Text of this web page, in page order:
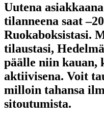
Uutena
tilanneena saat
Ruokaboksistasi.
tilaustasi,
päälle niin kauan,
aktiivisena. Voit
milloin tahansa
sitoutumista.